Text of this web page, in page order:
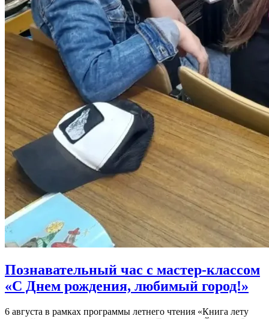
Познавательный час с мастер-классом
«С Днем рождения, любимый город!»
6 августа в рамках программы летнего чтения «Книга лету